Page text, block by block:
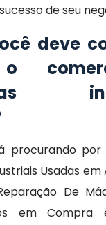
de seu
deve
procurando por
Usadas em
De
em